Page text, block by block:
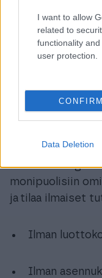
I want to allow
related to
functionality
user protection.
CONFIRM
Data Deletion
Kokeile
Tutustu Finago
monipuolisiin
ja tilaa ilmaiset
Ilman
Ilman